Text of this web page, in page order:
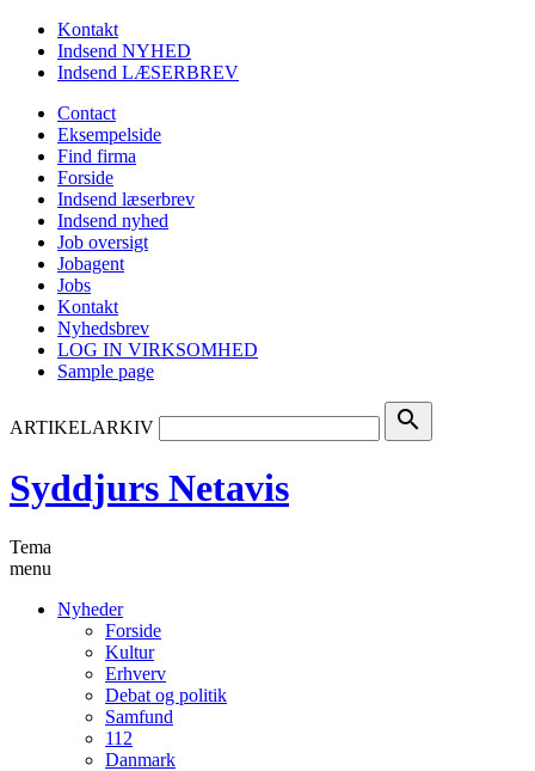
Kontakt
Indsend NYHED
Indsend LÆSERBREV
Contact
Eksempelside
Find firma
Forside
Indsend læserbrev
Indsend nyhed
Job oversigt
Jobagent
Jobs
Kontakt
Nyhedsbrev
LOG IN VIRKSOMHED
Sample page
ARTIKELARKIV search
Syddjurs Netavis
Tema
menu
Nyheder
Forside
Kultur
Erhverv
Debat og politik
Samfund
112
Danmark